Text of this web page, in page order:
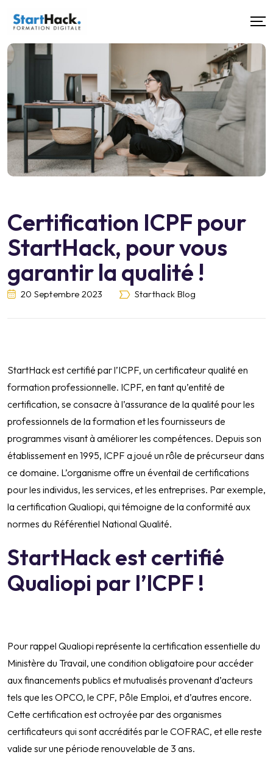
Certification ICPF pour
StartHack, pour vous
garantir la qualité !
20 Septembre 2023 Starthack Blog
StartHack est certifié par l’ICPF, un certificateur qualité en
formation professionnelle. ICPF, en tant qu’entité de
certification, se consacre à l’assurance de la qualité pour les
professionnels de la formation et les fournisseurs de
programmes visant à améliorer les compétences. Depuis son
établissement en 1995, ICPF a joué un rôle de précurseur dans
ce domaine. L’organisme offre un éventail de certifications
pour les individus, les services, et les entreprises. Par exemple,
la certification Qualiopi, qui témoigne de la conformité aux
normes du Référentiel National Qualité.
StartHack est certifié
Qualiopi par l’ICPF !
Pour rappel Qualiopi représente la certification essentielle du
Ministère du Travail, une condition obligatoire pour accéder
aux financements publics et mutualisés provenant d’acteurs
tels que les OPCO, le CPF, Pôle Emploi, et d’autres encore.
Cette certification est octroyée par des organismes
certificateurs qui sont accrédités par le COFRAC, et elle reste
valide sur une période renouvelable de 3 ans.